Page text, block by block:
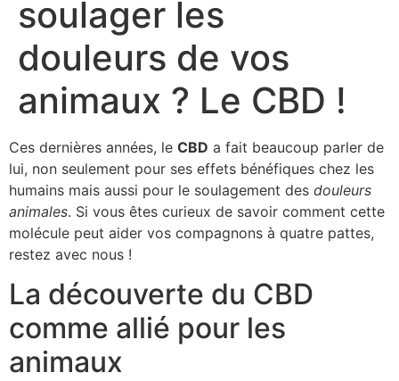
soulager les
douleurs de vos
animaux ? Le CBD !
Ces dernières années, le CBD a fait beaucoup parler de
lui, non seulement pour ses effets bénéfiques chez les
humains mais aussi pour le soulagement des douleurs
animales. Si vous êtes curieux de savoir comment cette
molécule peut aider vos compagnons à quatre pattes,
restez avec nous !
La découverte du CBD
comme allié pour les
animaux